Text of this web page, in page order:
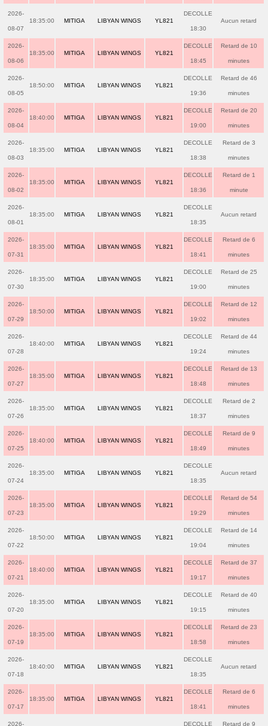
2026-
08-07
18:35:00 MITIGA LIBYAN WINGS YL821
DECOLLE
18:30
Aucun retard
2026-
08-06
18:35:00 MITIGA LIBYAN WINGS YL821
DECOLLE
18:45
Retard de 10
minutes
2026-
08-05
18:50:00 MITIGA LIBYAN WINGS YL821
DECOLLE
19:36
Retard de 46
minutes
2026-
08-04
18:40:00 MITIGA LIBYAN WINGS YL821
DECOLLE
19:00
Retard de 20
minutes
2026-
08-03
18:35:00 MITIGA LIBYAN WINGS YL821
DECOLLE
18:38
Retard de 3
minutes
2026-
08-02
18:35:00 MITIGA LIBYAN WINGS YL821
DECOLLE
18:36
Retard de 1
minute
2026-
08-01
18:35:00 MITIGA LIBYAN WINGS YL821
DECOLLE
18:35
Aucun retard
2026-
07-31
18:35:00 MITIGA LIBYAN WINGS YL821
DECOLLE
18:41
Retard de 6
minutes
2026-
07-30
18:35:00 MITIGA LIBYAN WINGS YL821
DECOLLE
19:00
Retard de 25
minutes
2026-
07-29
18:50:00 MITIGA LIBYAN WINGS YL821
DECOLLE
19:02
Retard de 12
minutes
2026-
07-28
18:40:00 MITIGA LIBYAN WINGS YL821
DECOLLE
19:24
Retard de 44
minutes
2026-
07-27
18:35:00 MITIGA LIBYAN WINGS YL821
DECOLLE
18:48
Retard de 13
minutes
2026-
07-26
18:35:00 MITIGA LIBYAN WINGS YL821
DECOLLE
18:37
Retard de 2
minutes
2026-
07-25
18:40:00 MITIGA LIBYAN WINGS YL821
DECOLLE
18:49
Retard de 9
minutes
2026-
07-24
18:35:00 MITIGA LIBYAN WINGS YL821
DECOLLE
18:35
Aucun retard
2026-
07-23
18:35:00 MITIGA LIBYAN WINGS YL821
DECOLLE
19:29
Retard de 54
minutes
2026-
07-22
18:50:00 MITIGA LIBYAN WINGS YL821
DECOLLE
19:04
Retard de 14
minutes
2026-
07-21
18:40:00 MITIGA LIBYAN WINGS YL821
DECOLLE
19:17
Retard de 37
minutes
2026-
07-20
18:35:00 MITIGA LIBYAN WINGS YL821
DECOLLE
19:15
Retard de 40
minutes
2026-
07-19
18:35:00 MITIGA LIBYAN WINGS YL821
DECOLLE
18:58
Retard de 23
minutes
2026-
07-18
18:40:00 MITIGA LIBYAN WINGS YL821
DECOLLE
18:35
Aucun retard
2026-
07-17
18:35:00 MITIGA LIBYAN WINGS YL821
DECOLLE
18:41
Retard de 6
minutes
2026- DECOLLE Retard de 9